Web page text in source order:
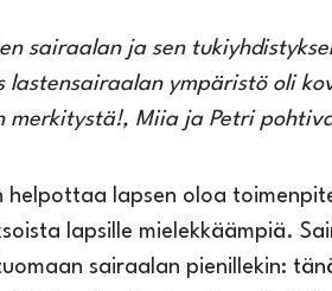
sairaalan ja sen
lastensairaalan ympäristö oli
merkitystä!, Miia ja Petri
helpottaa lapsen oloa
lapsille mielekkäämpiä.
sairaalan pienillekin: